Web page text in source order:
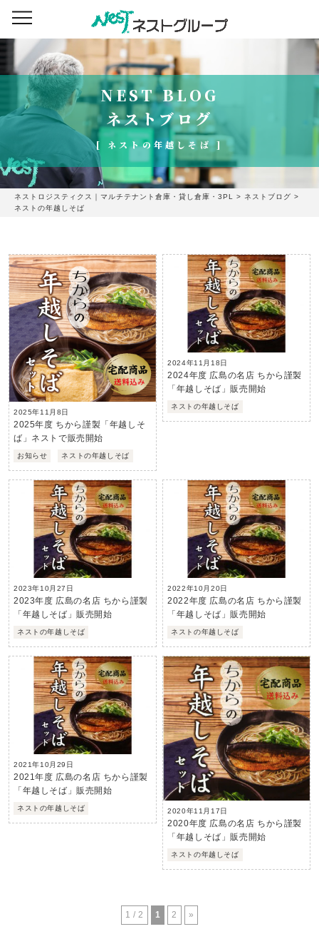
NEST BLOG
ネストブログ
[ ネストの年越しそば ]
ネストロジスティクス｜マルチテナント倉庫・貸し倉庫・3PL > ネストブログ >
ネストの年越しそば
2025年11月8日
2025年度 ちから謹製「年越しそ
ば」ネストで販売開始
お知らせ ネストの年越しそば
2024年11月18日
2024年度 広島の名店 ちから謹製
「年越しそば」販売開始
ネストの年越しそば
2023年10月27日
2023年度 広島の名店 ちから謹製
「年越しそば」販売開始
ネストの年越しそば
2022年10月20日
2022年度 広島の名店 ちから謹製
「年越しそば」販売開始
ネストの年越しそば
2021年10月29日
2021年度 広島の名店 ちから謹製
「年越しそば」販売開始
ネストの年越しそば 2020年11月17日
2020年度 広島の名店 ちから謹製
「年越しそば」販売開始
ネストの年越しそば
1 / 2 1 2 »